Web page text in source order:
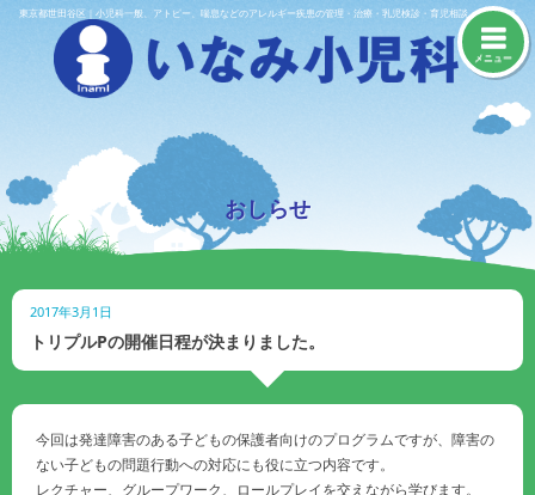
Skip東京都世田谷区｜小児科一般、アトピー、喘息などのアレルギー疾患の管理・治療・乳児検診・育児相談・予防接種
メニュー
おしらせ
2017年3月1日
トリプルPの開催日程が決まりました。
今回は発達障害のある子どもの保護者向けのプログラムですが、障害の
ない子どもの問題行動への対応にも役に立つ内容です。
レクチャー、グループワーク、ロールプレイを交えながら学びます。